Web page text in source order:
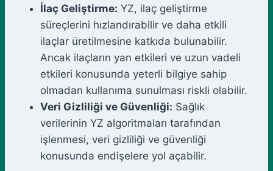
İlaç Geliştirme: YZ, ilaç geliştirme
süreçlerini hızlandırabilir ve daha etkili
ilaçlar üretilmesine katkıda bulunabilir.
Ancak ilaçların yan etkileri ve uzun vadeli
etkileri konusunda yeterli bilgiye sahip
olmadan kullanıma sunulması riskli olabilir.
Veri Gizliliği ve Güvenliği: Sağlık
verilerinin YZ algoritmaları tarafından
işlenmesi, veri gizliliği ve güvenliği
konusunda endişelere yol açabilir.